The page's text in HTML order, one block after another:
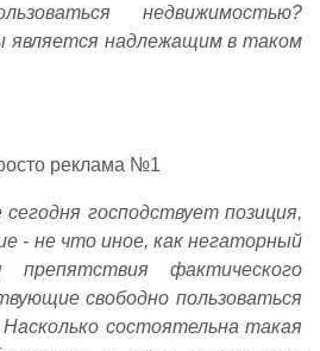
недвижимостью?
является надлежащим в таком
реклама №1
господствует позиция,
- не что иное, как негаторный
фактического
свободно пользоваться
состоятельна такая